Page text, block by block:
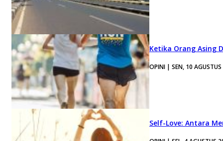
Ketika Orang Asing
OPINI | SEN, 10
Self-Love: Antara